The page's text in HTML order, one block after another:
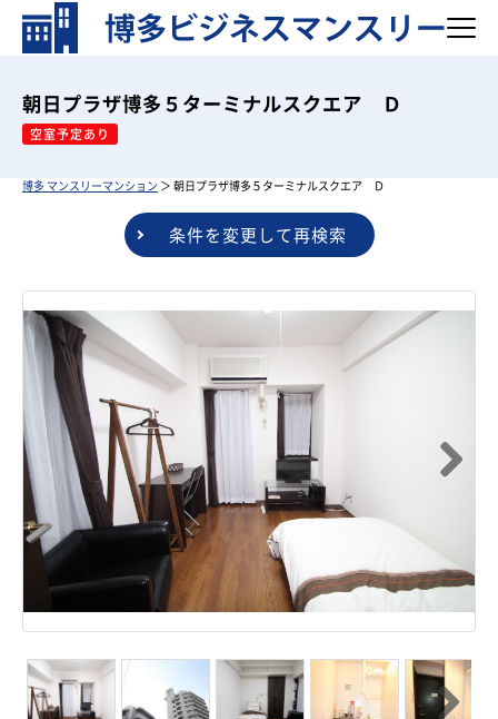
朝日プラザ博多５ターミナルスクエア Ｄ
空室予定あり
博多 マンスリーマンション ＞ 朝日プラザ博多５ターミナルスクエア Ｄ
条件を変更して再検索